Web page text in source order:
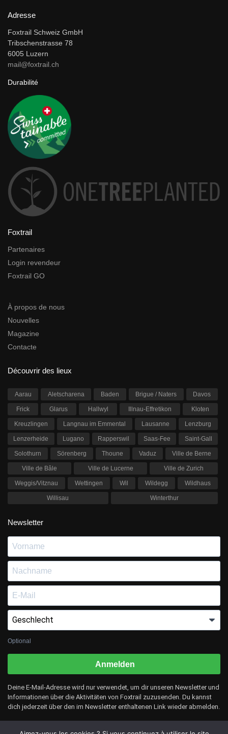
Adresse
Foxtrail Schweiz GmbH
Tribschenstrasse 78
6005 Luzern
mail@foxtrail.ch
Durabilité
Foxtrail
Partenaires
Login revendeur
Foxtrail GO
À propos de nous
Nouvelles
Magazine
Contacte
Découvrir des lieux
Aarau Aletscharena Baden Brigue / Naters Davos
Frick Glarus Hallwyl Illnau-Effretikon Kloten
Kreuzlingen Langnau im Emmental Lausanne Lenzburg
Lenzerheide Lugano Rapperswil Saas-Fee Saint-Gall
Solothurn Sörenberg Thoune Vaduz Ville de Berne
Ville de Bâle Ville de Lucerne Ville de Zurich
Weggis/Vitznau Wettingen Wil Wildegg Wildhaus
Willisau Winterthur
Newsletter
Optional
Anmelden
Deine E-Mail-Adresse wird nur verwendet, um dir unseren Newsletter und
Informationen über die Aktivitäten von Foxtrail zuzusenden. Du kannst
dich jederzeit über den im Newsletter enthaltenen Link wieder abmelden.